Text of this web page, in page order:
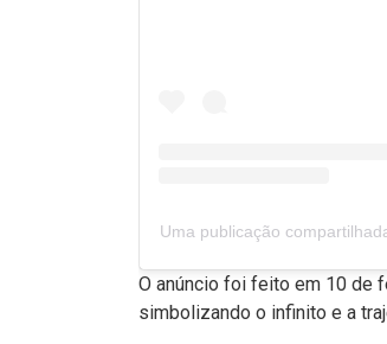
Uma publicação
O anúncio foi feito em 10 de
simbolizando o infinito e a